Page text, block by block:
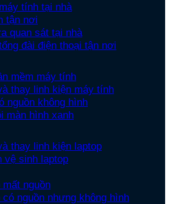
tính tại nhà
tận nơi
quan sát tại nhà
đài điện thoại tận nơi
mềm máy tính
thay linh kiện máy tính
nguồn không hình
màn hình xanh
thay linh kiện laptop
vệ sinh laptop
nguồn
nguồn nhưng không hình